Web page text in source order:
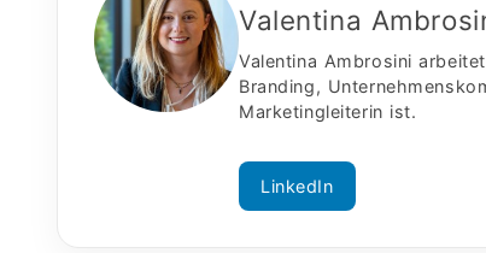
Valentina
Valentina Ambrosini
Branding,
Marketingleiterin ist.
LinkedIn